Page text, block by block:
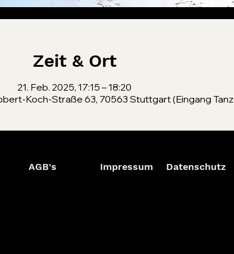
Zeit & Ort
21. Feb. 2025, 17:15 – 18:20
Koch-Straße 63, 70563 Stuttgart (Eingang
AGB's Impressum Datenschutz